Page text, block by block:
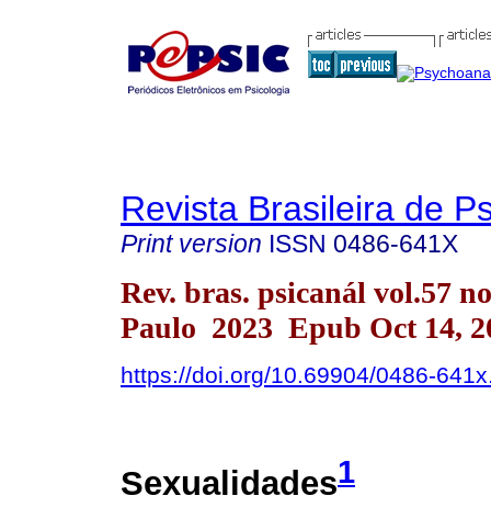
Revista Brasileira de
Print version ISSN 0486-641X
Rev. bras. psicanál vol.57
Paulo 2023 Epub Oct 14,
https://doi.org/10.69904/0486-
Sexualidades1